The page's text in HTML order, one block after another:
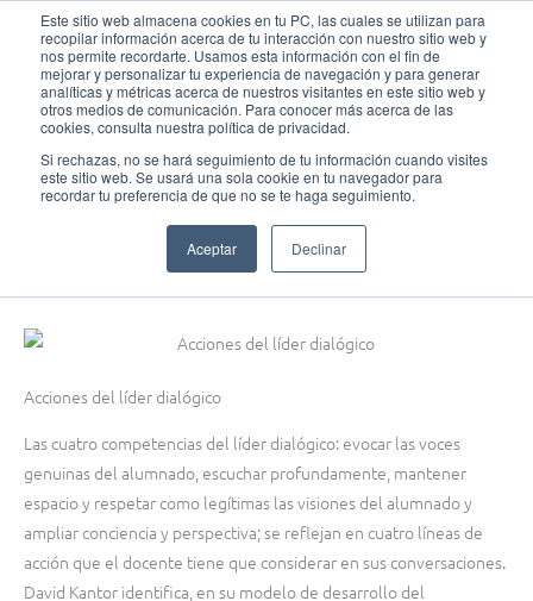
Este sitio web almacena cookies en tu PC, las cuales se utilizan para
recopilar información acerca de tu interacción con nuestro sitio web y
nos permite recordarte. Usamos esta información con el fin de
mejorar y personalizar tu experiencia de navegación y para generar
analíticas y métricas acerca de nuestros visitantes en este sitio web y
otros medios de comunicación. Para conocer más acerca de las
cookies, consulta nuestra política de privacidad.
Si rechazas, no se hará seguimiento de tu información cuando visites
este sitio web. Se usará una sola cookie en tu navegador para
recordar tu preferencia de que no se te haga seguimiento.
Aceptar Declinar
contenido
Fundación Actívate
¡Introduce el debate en el aula!
Acciones del líder dialógico
Las cuatro competencias del líder dialógico: evocar las voces
genuinas del alumnado, escuchar profundamente, mantener
espacio y respetar como legítimas las visiones del alumnado y
ampliar conciencia y perspectiva; se reflejan en cuatro líneas de
acción que el docente tiene que considerar en sus conversaciones.
David Kantor identifica, en su modelo de desarrollo del